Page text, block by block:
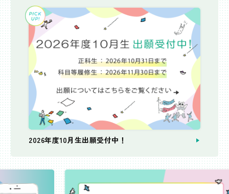
2026年度10月生出願受付中！